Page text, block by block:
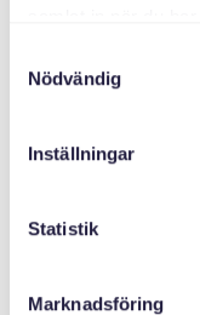
Nödvändig
Inställningar
Statistik
Marknadsföring